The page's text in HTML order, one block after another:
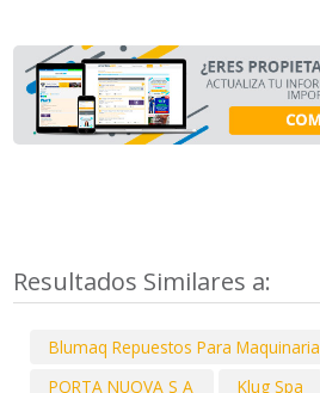
Resultados Similares a:
Blumaq Repuestos Para Maquinaria
PORTA NUOVA S A
Klug Spa